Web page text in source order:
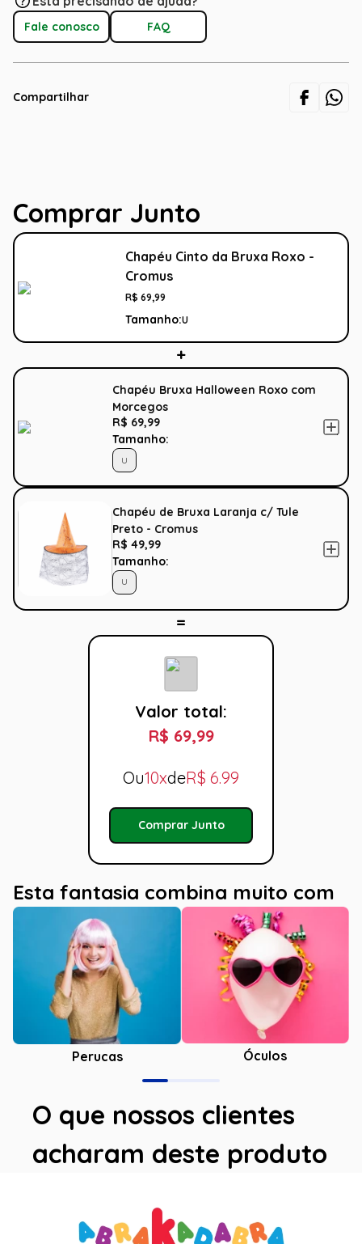
Fale conosco FAQ
Compartilhar
Comprar Junto
Chapéu Cinto da Bruxa Roxo -
Cromus
R$ 69,99
Tamanho:U
Chapéu Bruxa Halloween Roxo com
Morcegos
R$ 69,99
Tamanho:
U
Chapéu de Bruxa Laranja c/ Tule
Preto - Cromus
R$ 49,99
Tamanho:
U
Valor total:
R$ 69,99
Ou10xdeR$ 6.99
Comprar Junto
Esta fantasia combina muito com
Perucas Óculos
O que nossos clientes
acharam deste produto